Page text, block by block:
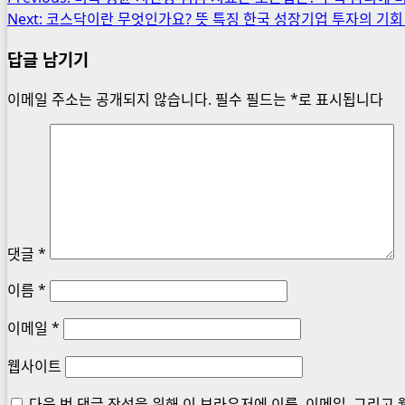
navigation
Next: 코스닥이란 무엇인가요? 뜻 특징 한국 성장기업 투자의 기
답글 남기기
이메일 주소는 공개되지 않습니다. 필수 필드는 *로 표시됩니다
댓글 *
이름 *
이메일 *
웹사이트